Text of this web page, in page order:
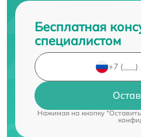
Бесплатная
специалистом
Нажимая на кнопку